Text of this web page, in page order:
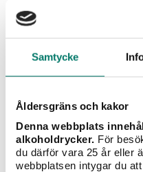
Samtycke
Åldersgräns och kakor
Denna webbplats
alkoholdrycker. För
du därför vara 25 år eller
webbplatsen intygar du
37röster
Vad tycker du?